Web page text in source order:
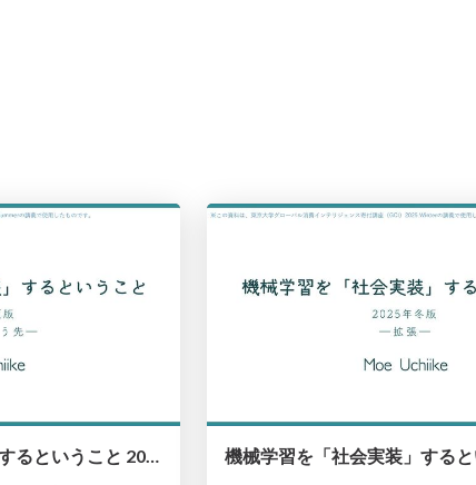
機械学習を「社会実装」するということ 2026年夏版 / Social Implementation of Machine Learning June 2026 Version